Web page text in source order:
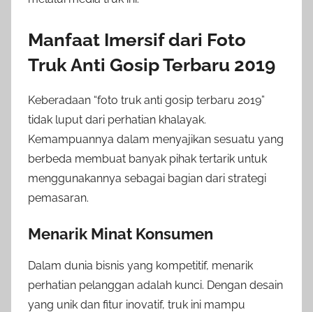
Manfaat Imersif dari Foto
Truk Anti Gosip Terbaru 2019
Keberadaan “foto truk anti gosip terbaru 2019”
tidak luput dari perhatian khalayak.
Kemampuannya dalam menyajikan sesuatu yang
berbeda membuat banyak pihak tertarik untuk
menggunakannya sebagai bagian dari strategi
pemasaran.
Menarik Minat Konsumen
Dalam dunia bisnis yang kompetitif, menarik
perhatian pelanggan adalah kunci. Dengan desain
yang unik dan fitur inovatif, truk ini mampu